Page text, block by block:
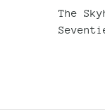
The